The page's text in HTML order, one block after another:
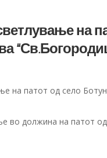
на
во должина на патот